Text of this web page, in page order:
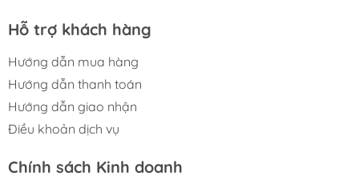
Hỗ trợ khách hàng
Hướng dẫn mua hàng
Hướng dẫn thanh toán
Hướng dẫn giao nhận
Điều khoản dịch vụ
Chính sách Kinh doanh